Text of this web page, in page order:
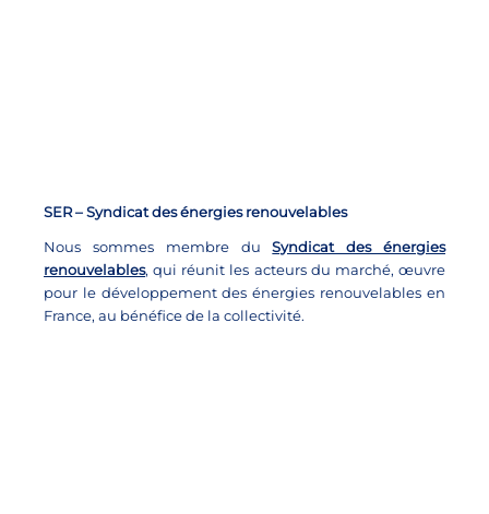
SER – Syndicat des énergies renouvelables
Nous sommes membre duSyndicat des énergies
renouvelables, qui réunit les acteurs du marché, œuvre
pour le développement des énergies renouvelables en
France, au bénéfice de la collectivité.